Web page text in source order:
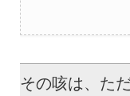
その咳は、た